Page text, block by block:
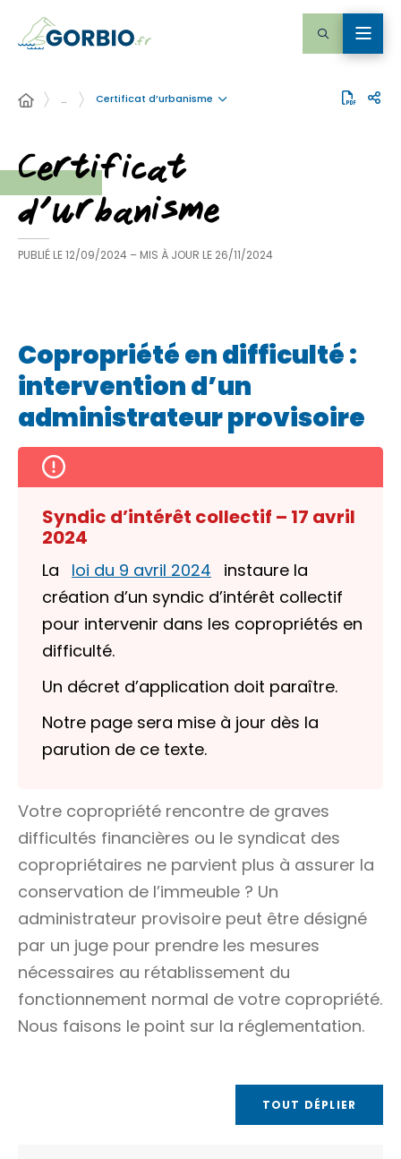
… Certificat d’urbanisme
Certificat
d’urbanisme
PUBLIÉ LE12/09/2024 – MIS À JOUR LE 26/11/2024
Copropriété en difficulté :
intervention d’un
administrateur provisoire
Syndic d’intérêt collectif – 17 avril
2024
La loi du 9 avril 2024
instaure la
création d’un syndic d’intérêt collectif
pour intervenir dans les copropriétés en
difficulté.
Un décret d’application doit paraître.
Notre page sera mise à jour dès la
parution de ce texte.
Votre copropriété rencontre de graves
difficultés financières ou le syndicat des
copropriétaires ne parvient plus à assurer la
conservation de l’immeuble ? Un
administrateur provisoire peut être désigné
par un juge pour prendre les mesures
nécessaires au rétablissement du
fonctionnement normal de votre copropriété.
Nous faisons le point sur la réglementation.
TOUT DÉPLIER